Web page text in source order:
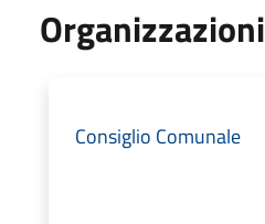
Organizzazioni
Consiglio Comunale